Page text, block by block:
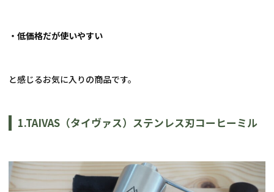
・低価格だが使いやすい
と感じるお気に入りの商品です。
1.TAIVAS （タイヴァス）ステンレス刃コーヒーミル